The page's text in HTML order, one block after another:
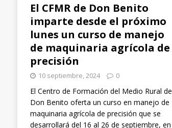
El CFMR de Don Benito
imparte desde el próximo
lunes un curso de manejo
de maquinaria agrícola de
precisión
10 septiembre, 2024 0
El Centro de Formación del Medio Rural de
Don Benito oferta un curso en manejo de
maquinaria agrícola de precisión que se
desarrollará del 16 al 26 de septiembre, en